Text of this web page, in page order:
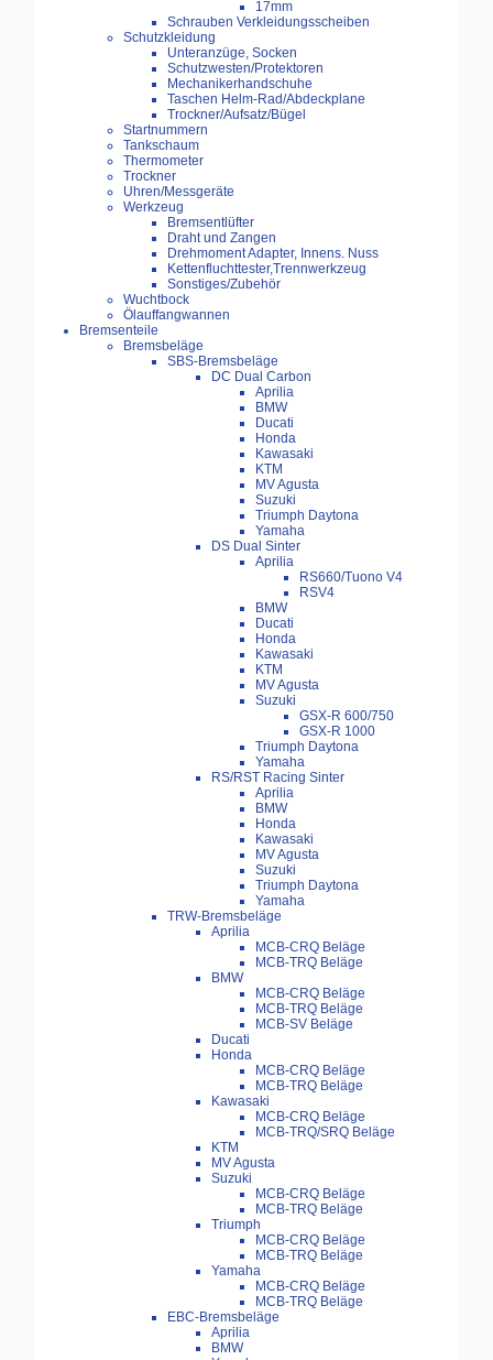
17mm
Schrauben Verkleidungsscheiben
Schutzkleidung
Unteranzüge, Socken
Schutzwesten/Protektoren
Mechanikerhandschuhe
Taschen Helm-Rad/Abdeckplane
Trockner/Aufsatz/Bügel
Startnummern
Tankschaum
Thermometer
Trockner
Uhren/Messgeräte
Werkzeug
Bremsentlüfter
Draht und Zangen
Drehmoment Adapter, Innens. Nuss
Kettenfluchttester,Trennwerkzeug
Sonstiges/Zubehör
Wuchtbock
Ölauffangwannen
Bremsenteile
Bremsbeläge
SBS-Bremsbeläge
DC Dual Carbon
Aprilia
BMW
Ducati
Honda
Kawasaki
KTM
MV Agusta
Suzuki
Triumph Daytona
Yamaha
DS Dual Sinter
Aprilia
RS660/Tuono V4
RSV4
BMW
Ducati
Honda
Kawasaki
KTM
MV Agusta
Suzuki
GSX-R 600/750
GSX-R 1000
Triumph Daytona
Yamaha
RS/RST Racing Sinter
Aprilia
BMW
Honda
Kawasaki
MV Agusta
Suzuki
Triumph Daytona
Yamaha
TRW-Bremsbeläge
Aprilia
MCB-CRQ Beläge
MCB-TRQ Beläge
BMW
MCB-CRQ Beläge
MCB-TRQ Beläge
MCB-SV Beläge
Ducati
Honda
MCB-CRQ Beläge
MCB-TRQ Beläge
Kawasaki
MCB-CRQ Beläge
MCB-TRQ/SRQ Beläge
KTM
MV Agusta
Suzuki
MCB-CRQ Beläge
MCB-TRQ Beläge
Triumph
MCB-CRQ Beläge
MCB-TRQ Beläge
Yamaha
MCB-CRQ Beläge
MCB-TRQ Beläge
EBC-Bremsbeläge
Aprilia
BMW